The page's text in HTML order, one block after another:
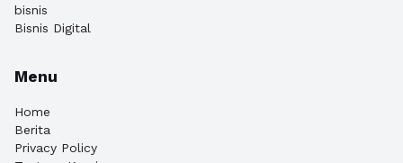
bisnis
Bisnis Digital
Menu
Home
Berita
Privacy Policy